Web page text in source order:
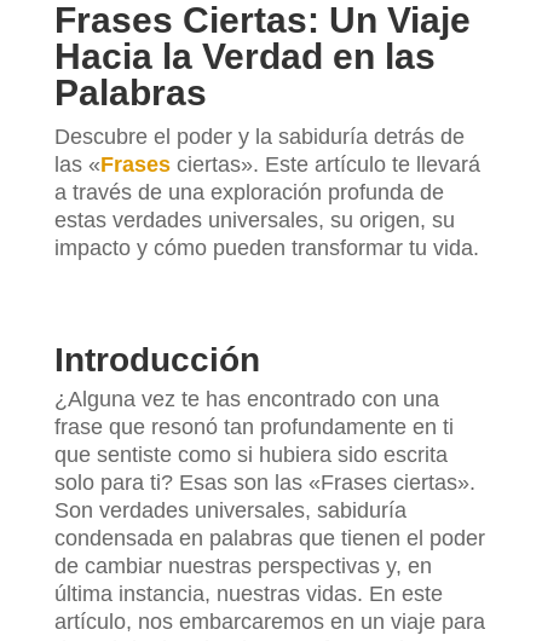
Frases Ciertas: Un Viaje
Hacia la Verdad en las
Palabras
Descubre el poder y la sabiduría detrás de
las «Frasesciertas». Este artículo te llevará
a través de una exploración profunda de
estas verdades universales, su origen, su
impacto y cómo pueden transformar tu vida.
Introducción
¿Alguna vez te has encontrado con una
frase que resonó tan profundamente en ti
que sentiste como si hubiera sido escrita
solo para ti? Esas son las «Frases ciertas».
Son verdades universales, sabiduría
condensada en palabras que tienen el poder
de cambiar nuestras perspectivas y, en
última instancia, nuestras vidas. En este
artículo, nos embarcaremos en un viaje para